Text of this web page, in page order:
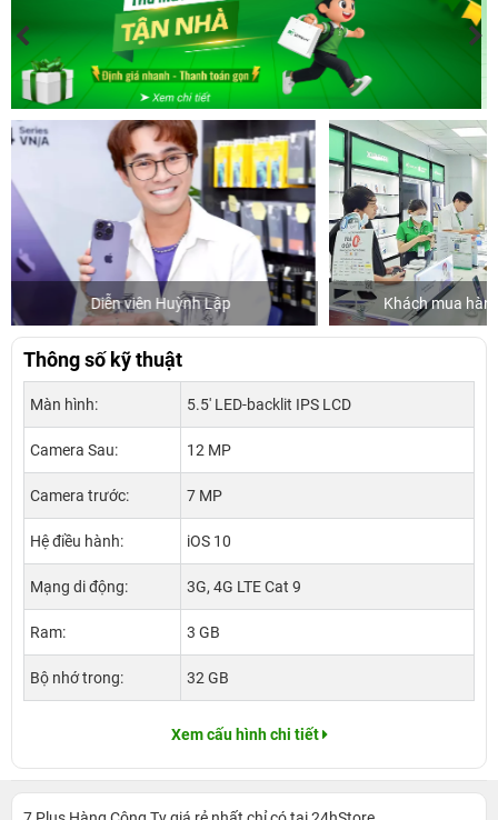
Khách mua hàng tại 24hStore Ca
Thông số kỹ thuật
Màn hình: 5.5' LED-backlit IPS LCD
Camera Sau: 12 MP
Camera trước: 7 MP
Hệ điều hành: iOS 10
Mạng di động: 3G, 4G LTE Cat 9
Ram: 3 GB
Bộ nhớ trong: 32 GB
Xem cấu hình chi tiết